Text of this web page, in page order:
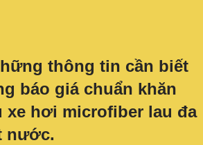
thông tin cần biết
báo giá chuẩn khăn
xe hơi microfiber lau đa
nước.